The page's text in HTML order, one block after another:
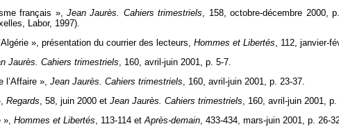
français »,Jean Jaurès. Cahiers trimestriels, 158, octobre-décembre 2000,
Labor, 1997).
», présentation du courrier des lecteurs, Hommes et Libertés, 112, janvier-
Jaurès. Cahiers trimestriels, 160, avril-juin 2001, p. 5-7.
l’Affaire », Jean Jaurès. Cahiers trimestriels, 160, avril-juin 2001, p. 23-37.
Regards, 58, juin 2000 et Jean Jaurès. Cahiers trimestriels, 160, avril-juin 2001, p.
», Hommes et Libertés, 113-114 etAprès-demain, 433-434, mars-juin 2001, p. 26-